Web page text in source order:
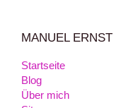
MANUEL ERNST
Startseite
Blog
Über mich